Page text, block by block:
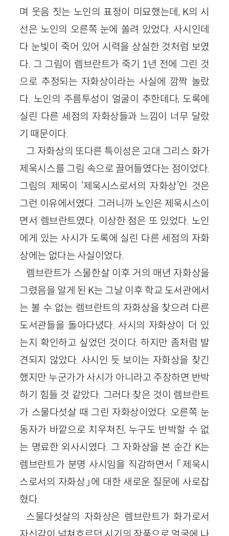
며 웃음 짓는 노인의 표정이 미묘했는데, K의 시
선은 노인의 오른쪽 눈에 쏠려 있었다. 사시인데
다 눈빛이 죽어 있어 시력을 상실한 것처럼 보였
다. 그 그림이 렘브란트가 죽기 1년 전에 그린 것
으로 추정되는 자화상이라는 사실에 깜짝 놀랐
다. 노인의 주름투성이 얼굴이 추한데다, 도록에
실린 다른 세점의 자화상들과 느낌이 너무 달랐
기 때문이다.
그 자화상의 또다른 특이성은 고대 그리스 화가
제욱시스를 그림 속으로 끌어들였다는 점이었다.
그림의 제목이 ‘제욱시스로서의 자화상’인 것은
그런 이유에서였다. 그러니까 노인은 제욱시스이
면서 렘브란트였다. 이상한 점은 또 있었다. 노인
에게 있는 사시가 도록에 실린 다른 세점의 자화
상에는 없다는 사실이었다.
렘브란트가 스물한살 이후 거의 매년 자화상을
그렸음을 알게 된 K는 그날 이후 학교 도서관에서
는 볼 수 없는 렘브란트의 자화상을 찾으려 다른
도서관들을 돌아다녔다. 사시의 자화상이 더 있
는지 확인하고 싶었던 것이다. 하지만 좀처럼 발
견되지 않았다. 사시인 듯 보이는 자화상을 찾긴
했지만 누군가가 사시가 아니라고 주장하면 반박
하기 힘들 것 같았다. 그러다 찾은 것이 렘브란트
가 스물다섯살 때 그린 자화상이었다. 오른쪽 눈
동자가 바깥으로 치우쳐진, 누구도 반박할 수 없
는 명료한 외사시였다. 그 자화상을 본 순간 K는
렘브란트가 분명 사시임을 직감하면서 「제욱시
스로서의 자화상」에 대한 새로운 질문에 사로잡
혔다.
스물다섯살의 자화상은 렘브란트가 화가로서